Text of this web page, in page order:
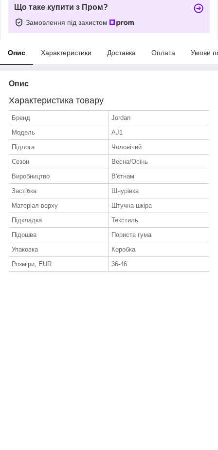
Що таке купити з Пром?
Замовлення під захистом
Опис Характеристики Доставка Оплата Умови
Опис
Характеристика товару
Бренд
Jordan
Модель
AJ1
Підлога
Чоловічий
Сезон
Весна/Осінь
Виробництво
В'єтнам
Застібка
Шнурівка
Матеріал верху
Штучна шкіра
Підкладка
Текстиль
Підошва
Пориста гума
Упаковка
Коробка
Розміри, EUR
36-46